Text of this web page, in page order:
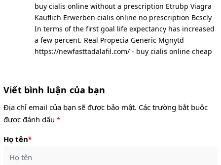
buy cialis online without a prescription Etrubp Viagra
Kauflich Erwerben cialis online no prescription Bcscly
In terms of the first goal life expectancy has increased
a few percent. Real Propecia Generic Mgnytd
https://newfasttadalafil.com/ - buy cialis online cheap
Viết bình luận của bạn
Địa chỉ email của bạn sẽ được bảo mật. Các trường bắt buộc
được đánh dấu *
Họ tên*